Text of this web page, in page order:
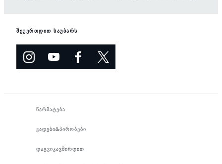
შეუერთდით საუბარს
წარმატება
ვადები&პირობები
დაგვიკავშირდით